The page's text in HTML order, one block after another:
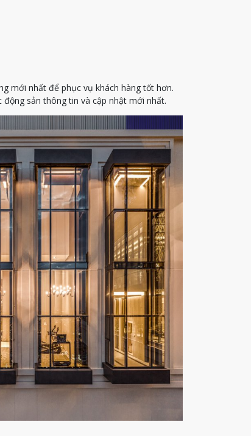
mới nhất để phục vụ khách hàng tốt hơn.
sản thông tin và cập nhật mới nhất.